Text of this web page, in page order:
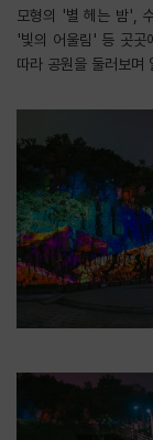
모형의 '별 헤는 밤',
'빛의 어울림' 등 곳곳
따라 공원을 둘러보며